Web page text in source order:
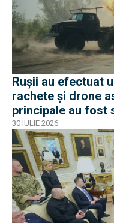
Rușii au efectuat
rachete și drone
principale au fost
30 IULIE 2026